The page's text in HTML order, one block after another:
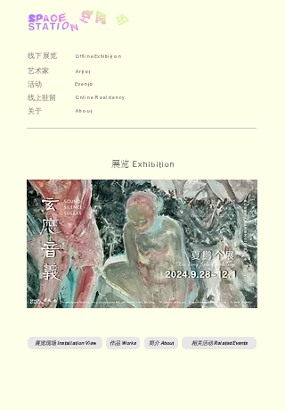
线上驻留
About
艺术家
关于
活动
线下展览 Offline Exhibition
Artist
Events
Online Residency
展览 Exhibition
展览现场 Installation View 作品 Works 简介 About 相关活动 Related Events